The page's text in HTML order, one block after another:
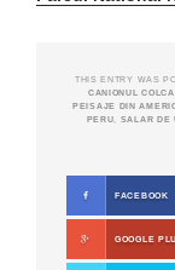
THIS ENTRY WAS
CANIONUL COLCA
PEISAJE DIN
PERU, SALAR DE
FACEBOOK
GOOGLE